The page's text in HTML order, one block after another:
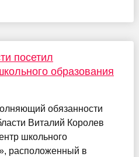
посетил
образования
обязанности
Виталий Королев
школьного
расположенный в